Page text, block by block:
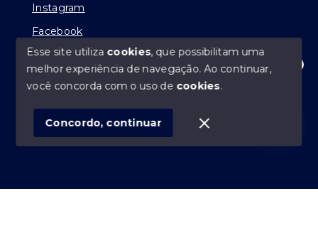
Olá! Estamos disponíveis para te ajudar.
Instagram
Facebook
© Copyright 2026 - André Abílio Imóveis - Todos os
SITE PARA IMOBILIARIA
Esse site utiliza cookies, que possibilitam uma
melhor experiência de navegação.Ao continuar,
você concorda com o uso de cookies.
Concordo, continuar